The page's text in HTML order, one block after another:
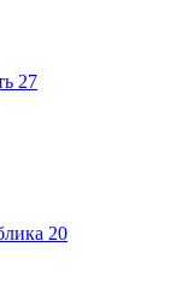
27
20